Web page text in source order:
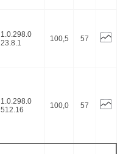
1.0.298.0
23.8.1
100,5 57
1.0.298.0
512.16
100,0 57